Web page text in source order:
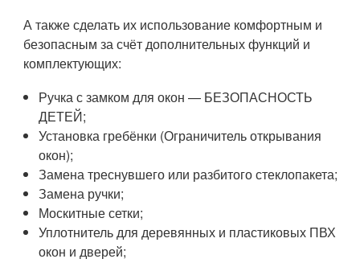
А также сделать их использование комфортным и
безопасным за счёт дополнительных функций и
комплектующих:
Ручка с замком для окон — БЕЗОПАСНОСТЬ
ДЕТЕЙ;
Установка гребёнки (Ограничитель открывания
окон);
Замена треснувшего или разбитого стеклопакета;
Замена ручки;
Москитные сетки;
Уплотнитель для деревянных и пластиковых ПВХ
окон и дверей;